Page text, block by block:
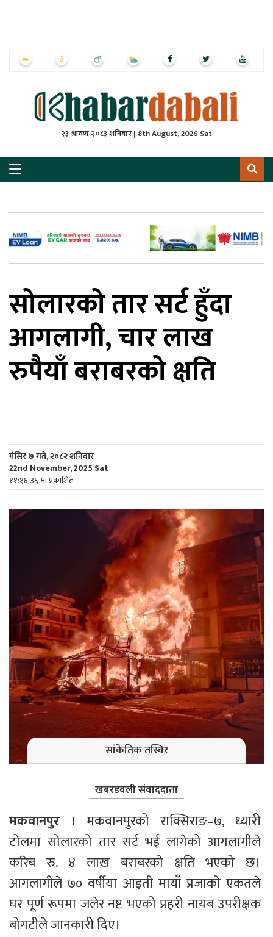
२३ श्रावण २०८३ शनिबार | 8th August, 2026 Sat
सोलारको तार सर्ट हुँदा
आगलागी, चार लाख
रुपैयाँ बराबरको क्षति
मंसिर ७ गते, २०८२ शनिवार
22nd November, 2025 Sat
११:१६:३६ मा प्रकाशित
सांकेतिक तस्विर
खबरडबली संवाददाता
मकवानपुर । मकवानपुरको राक्सिराङ–७, ध्यारी
टोलमा सोलारको तार सर्ट भई लागेको आगलागीले
करिब रु. ४ लाख बराबरको क्षति भएको छ।
आगलागीले ७० वर्षीया आइती मायाँ प्रजाको एकतले
घर पूर्ण रूपमा जलेर नष्ट भएको प्रहरी नायब उपरीक्षक
बोगटीले जानकारी दिए।